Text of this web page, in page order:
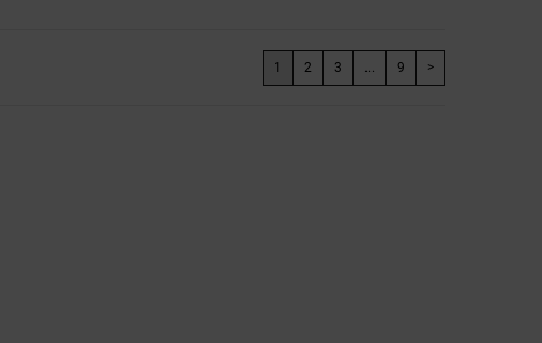
1 2 3 ... 9 >